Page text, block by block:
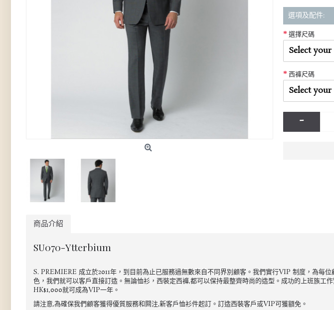
選項及配件:
選擇尺碼
Select your
西褲尺碼
Select your
-
商品介紹
SU070-Ytterbium
S. PREMIERE 成立於2011年，到目前為止已服務過無數來自不同界別顧客。我們實行VIP 制度，為每
色，我們就可以客戶直接訂造。無論恤衫，西裝定西褲,都可以保持最整齊時尚的造型。成功的上班族
HK$1,000就可成為VIP一年。
請注意,為確保我們顧客獲得優質服務和闗注,新客戶恤衫件起訂。訂造西裝客戶或VIP可獲額免。